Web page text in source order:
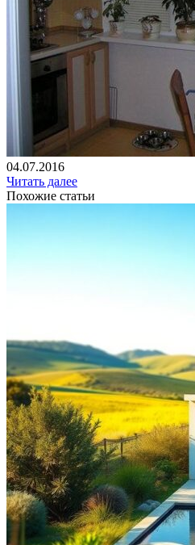
04.07.2016
Читать далее
Похожие статьи